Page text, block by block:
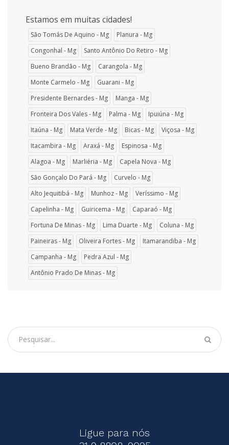
Estamos em muitas cidades!
São Tomás De Aquino - Mg
Planura - Mg
Congonhal - Mg
Santo Antônio Do Retiro - Mg
Bueno Brandão - Mg
Carangola - Mg
Monte Carmelo - Mg
Guarani - Mg
Presidente Bernardes - Mg
Manga - Mg
Fronteira Dos Vales - Mg
Palma - Mg
Ipuiúna - Mg
Itaúna - Mg
Mata Verde - Mg Bicas - Mg
Viçosa - Mg
Itacambira - Mg
Araxá - Mg
Espinosa - Mg
Alagoa - Mg
Marliéria - Mg
Capela Nova - Mg
São Gonçalo Do Pará - Mg
Curvelo - Mg
Alto Jequitibá - Mg
Munhoz - Mg
Veríssimo - Mg
Capelinha - Mg
Guiricema - Mg
Caparaó - Mg
Fortuna De Minas - Mg
Lima Duarte - Mg
Coluna - Mg
Paineiras - Mg
Oliveira Fortes - Mg
Itamarandiba - Mg
Campanha - Mg
Pedra Azul - Mg
Antônio Prado De Minas - Mg
Ligue para nós